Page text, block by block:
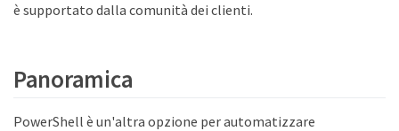
è supportato dalla comunità dei clienti.
Panoramica
PowerShell è un'altra opzione per automatizzare